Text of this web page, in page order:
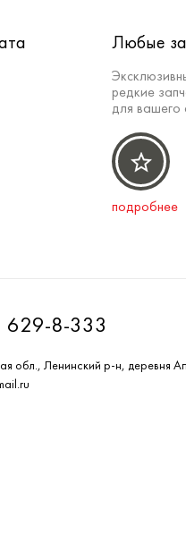
Любые
редкие
для вашего
подробнее
629-8-333
обл., Ленинский р-н, деревня